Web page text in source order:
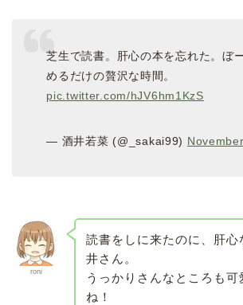
芝生で読書。肝心の本を忘れた。ぼ
めるだけの贅沢な時間。
pic.twitter.com/hJV6hm1KzS
— 酒井若菜 (@_sakai99)
roni
読書をしに来たのに、肝心
井さん。
うっかりさんなところも可
ね！